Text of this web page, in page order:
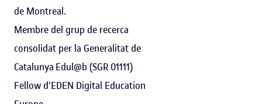
de Montreal.
Membre del grup de recerca
consolidat per la Generalitat de
Catalunya Edul@b (SGR 01111)
Fellow d'EDEN Digital Education